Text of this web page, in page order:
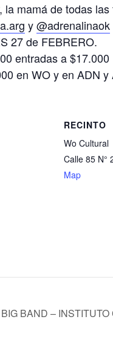
la mamá de todas las
y@adrenalinaok
27 de FEBRERO.
entradas a $17.000
en WO y en ADN
RECINTO
Wo Cultural
Calle 85 N°
Map
BAND – INSTITUTO